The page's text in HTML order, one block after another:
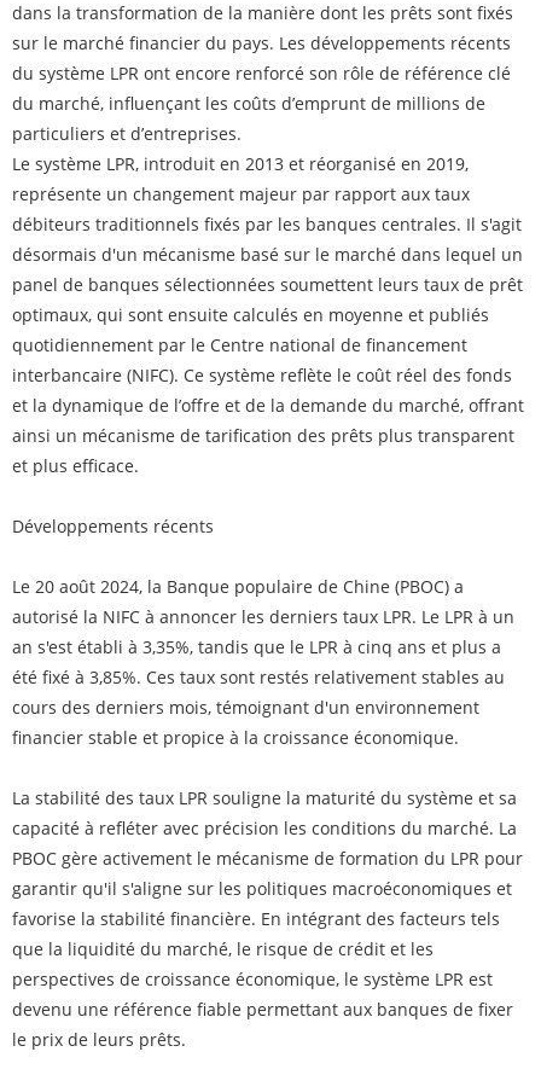
dans la transformation de la manière dont les prêts sont fixés
sur le marché financier du pays. Les développements récents
du système LPR ont encore renforcé son rôle de référence clé
du marché, influençant les coûts d’emprunt de millions de
particuliers et d’entreprises.
Le système LPR, introduit en 2013 et réorganisé en 2019,
représente un changement majeur par rapport aux taux
débiteurs traditionnels fixés par les banques centrales. Il s'agit
désormais d'un mécanisme basé sur le marché dans lequel un
panel de banques sélectionnées soumettent leurs taux de prêt
optimaux, qui sont ensuite calculés en moyenne et publiés
quotidiennement par le Centre national de financement
interbancaire (NIFC). Ce système reflète le coût réel des fonds
et la dynamique de l’offre et de la demande du marché, offrant
ainsi un mécanisme de tarification des prêts plus transparent
et plus efficace.
Développements récents
Le 20 août 2024, la Banque populaire de Chine (PBOC) a
autorisé la NIFC à annoncer les derniers taux LPR. Le LPR à un
an s'est établi à 3,35%, tandis que le LPR à cinq ans et plus a
été fixé à 3,85%. Ces taux sont restés relativement stables au
cours des derniers mois, témoignant d'un environnement
financier stable et propice à la croissance économique.
La stabilité des taux LPR souligne la maturité du système et sa
capacité à refléter avec précision les conditions du marché. La
PBOC gère activement le mécanisme de formation du LPR pour
garantir qu'il s'aligne sur les politiques macroéconomiques et
favorise la stabilité financière. En intégrant des facteurs tels
que la liquidité du marché, le risque de crédit et les
perspectives de croissance économique, le système LPR est
devenu une référence fiable permettant aux banques de fixer
le prix de leurs prêts.